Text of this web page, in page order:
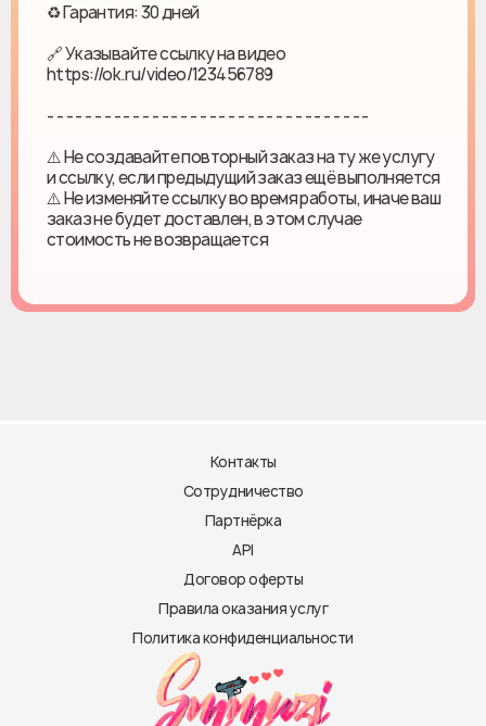
♻ Гарантия: 30 дней
🔗 Указывайте ссылку на видео
https://ok.ru/video/123456789
- - - - - - - - - - - - - - - - - - - - - - - - - - - - - - - - - -
⚠️ Не создавайте повторный заказ на ту же услугу
и ссылку, если предыдущий заказ ещё выполняется
⚠️ Не изменяйте ссылку во время работы, иначе ваш
заказ не будет доставлен, в этом случае
стоимость не возвращается
Контакты
Сотрудничество
Партнёрка
API
Договор оферты
Правила оказания услуг
Политика конфиденциальности